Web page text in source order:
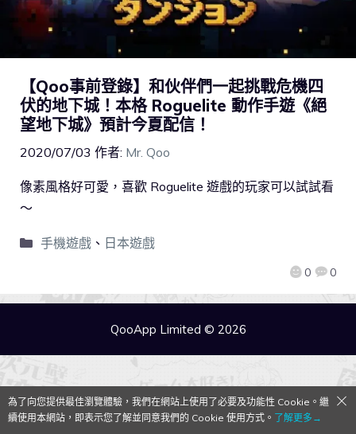
【Qoo事前登錄】和伙伴們一起挑戰危機四
伏的地下城！本格 Roguelite 動作手遊《絕
望地下城》預計今夏配信！
2020/07/03 作者: Mr. Qoo
0 0
像素風格好可愛，喜歡 Roguelite 遊戲的玩家可以試試看
～
手機遊戲、 日本遊戲
QooApp Limited © 2026
為了向您提供最佳瀏覽體驗，我們在網站上使用了必要及功能性 Cookie。繼
續使用本網站，即表示您了解並同意我們的 Cookie 使用方式。 了解更多→